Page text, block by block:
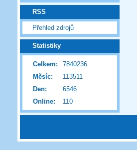
RSS
Přehled zdrojů
Statistiky
Online: 110
Celkem:
7840236
Měsíc:
113511
Den:
6546